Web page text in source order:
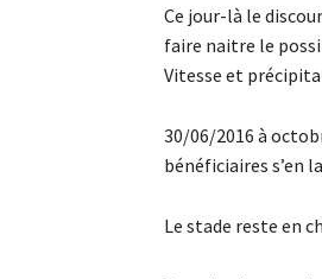
Ce jour-là le
faire naitre le
Vitesse et
30/06/2016 à
bénéficiaires s’en
Le stade reste en